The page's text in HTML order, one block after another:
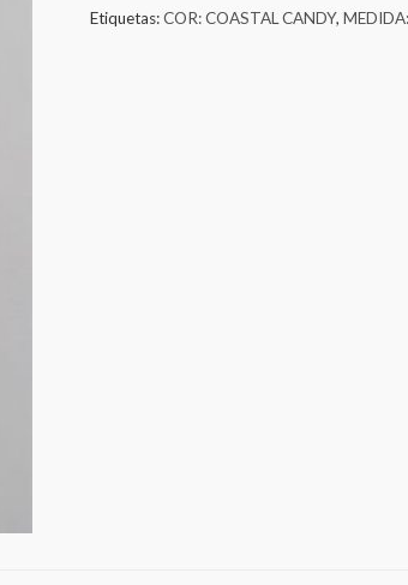
Etiquetas:COR: COASTAL CANDY,